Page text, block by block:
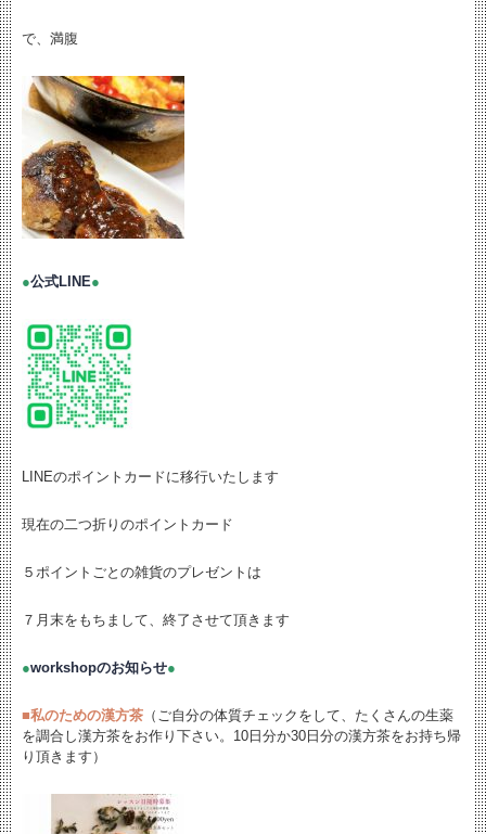
で、満腹
●公式LINE●
LINEのポイントカードに移行いたします
現在の二つ折りのポイントカード
５ポイントごとの雑貨のプレゼントは
７月末をもちまして、終了させて頂きます
●workshopのお知らせ●
■私のための漢方茶 （ご自分の体質チェックをして、たくさんの生薬
を調合し漢方茶をお作り下さい。10日分か30日分の漢方茶をお持ち帰
り頂きます）